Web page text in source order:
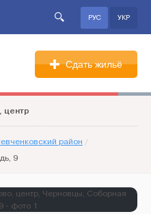
РУС УКР
Сдать жильё
центр
район /
9